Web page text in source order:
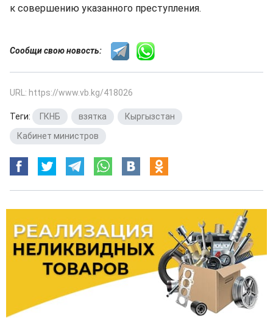
к совершению указанного преступления.
Сообщи свою новость:
URL: https://www.vb.kg/418026
Теги: ГКНБ взятка Кыргызстан
Кабинет министров